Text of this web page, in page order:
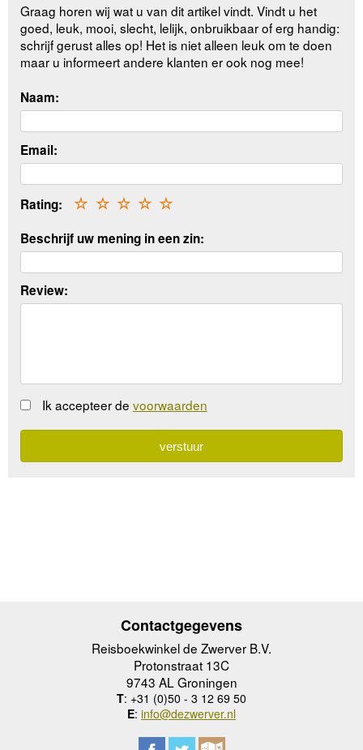
Graag horen wij wat u van dit artikel vindt. Vindt u het
goed, leuk, mooi, slecht, lelijk, onbruikbaar of erg handig:
schrijf gerust alles op! Het is niet alleen leuk om te doen
maar u informeert andere klanten er ook nog mee!
Naam:
Email:
Rating: ☆
☆
☆
☆
☆
Beschrijf uw mening in een zin:
Review:
Ik accepteer de voorwaarden
Contactgegevens
Reisboekwinkel de Zwerver B.V.
Protonstraat 13C
9743 AL Groningen
T: +31 (0)50 - 3 12 69 50
E: info@dezwerver.nl